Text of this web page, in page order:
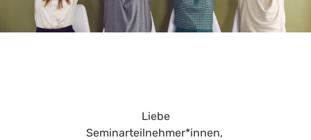
Liebe
Seminarteilnehmer*innen,